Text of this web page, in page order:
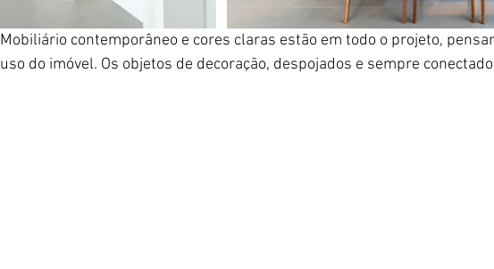
Mobiliário contemporâneo e cores claras estão em todo o projeto,
uso do imóvel. Os objetos de decoração, despojados e sempre